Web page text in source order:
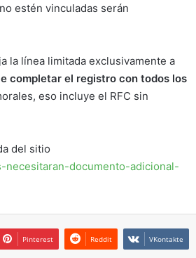
estén vinculadas serán
la línea limitada exclusivamente a
completar el registro con todos los
eso incluye el RFC sin
del sitio
necesitaran-documento-adicional-
Pinterest Reddit VKontakte